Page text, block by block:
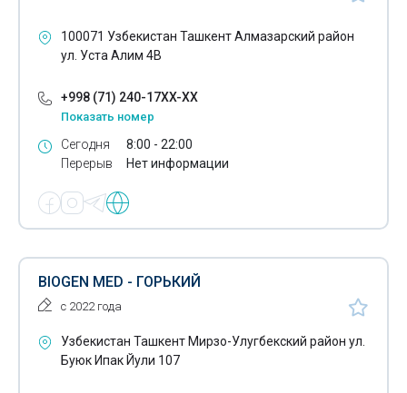
100071 Узбекистан Ташкент Алмазарский район
ул. Уста Алим 4В
+998 (71) 240-17XX-XX
Показать номер
Сегодня
Перерыв
8:00 - 22:00
Нет информации
BIOGEN MED - ГОРЬКИЙ
с 2022 года
Узбекистан Ташкент Мирзо-Улугбекский район ул.
Буюк Ипак Йули 107